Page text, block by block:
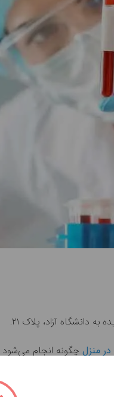
منزل چگونه انجام می‌شود